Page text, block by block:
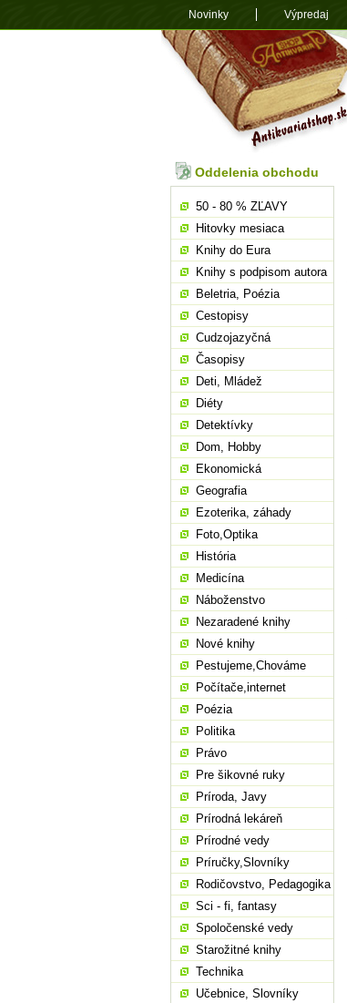
Oddelenia obchodu
50 - 80 % ZĽAVY
Hitovky mesiaca
Knihy do Eura
Knihy s podpisom autora
Beletria, Poézia
Cestopisy
Cudzojazyčná
Časopisy
Deti, Mládež
Diéty
Detektívky
Dom, Hobby
Ekonomická
Geografia
Ezoterika, záhady
Foto,Optika
História
Medicína
Náboženstvo
Nezaradené knihy
Nové knihy
Pestujeme,Chováme
Počítače,internet
Poézia
Politika
Právo
Pre šikovné ruky
Príroda, Javy
Prírodná lekáreň
Prírodné vedy
Príručky,Slovníky
Rodičovstvo, Pedagogika
Sci - fi, fantasy
Spoločenské vedy
Starožitné knihy
Technika
Učebnice, Slovníky
Novinky Výpredaj